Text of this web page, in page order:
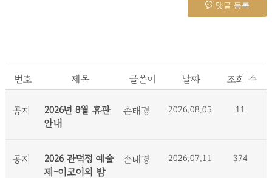
댓글 등록
번호 제목 글쓴이 날짜 조회 수
공지
2026년 8월 휴관
안내
손태경 2026.08.05 11
공지
2026 관덕정 예술
제-이코이의 밤
손태경 2026.07.11 374